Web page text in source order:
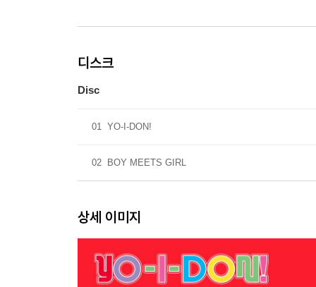
디스크
Disc
01 YO-I-DON!
02 BOY MEETS GIRL
상세 이미지